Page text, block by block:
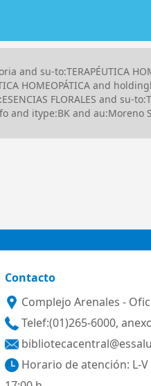
and su-to:TERAPÉUTICA
HOMEOPÁTICA and
FLORALES and su-
and itype:BK and au:Moreno
Contacto
Complejo Arenales -
Telef:(01)265-6000,
Horario de atención: L-V